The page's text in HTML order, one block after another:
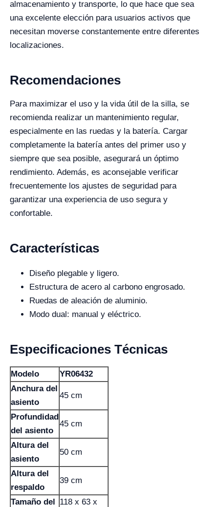
almacenamiento y transporte, lo que hace que sea
una excelente elección para usuarios activos que
necesitan moverse constantemente entre diferentes
localizaciones.
Recomendaciones
Para maximizar el uso y la vida útil de la silla, se
recomienda realizar un mantenimiento regular,
especialmente en las ruedas y la batería. Cargar
completamente la batería antes del primer uso y
siempre que sea posible, asegurará un óptimo
rendimiento. Además, es aconsejable verificar
frecuentemente los ajustes de seguridad para
garantizar una experiencia de uso segura y
confortable.
Características
Diseño plegable y ligero.
Estructura de acero al carbono engrosado.
Ruedas de aleación de aluminio.
Modo dual: manual y eléctrico.
Especificaciones Técnicas
Modelo
YR06432
Anchura del
asiento
45 cm
Profundidad
del asiento
45 cm
Altura del
asiento
50 cm
Altura del
respaldo
39 cm
Tamaño del 118 x 63 x